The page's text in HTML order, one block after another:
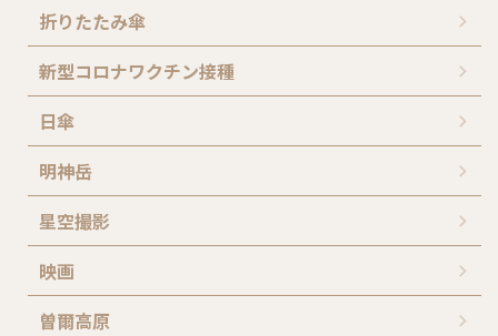
折りたたみ傘
新型コロナワクチン接種
日傘
明神岳
星空撮影
映画
曽爾高原